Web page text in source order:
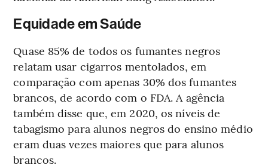
Equidade em Saúde
Quase 85% de todos os fumantes negros
relatam usar cigarros mentolados, em
comparação com apenas 30% dos fumantes
brancos, de acordo com o FDA. A agência
também disse que, em 2020, os níveis de
tabagismo para alunos negros do ensino médio
eram duas vezes maiores que para alunos
brancos.